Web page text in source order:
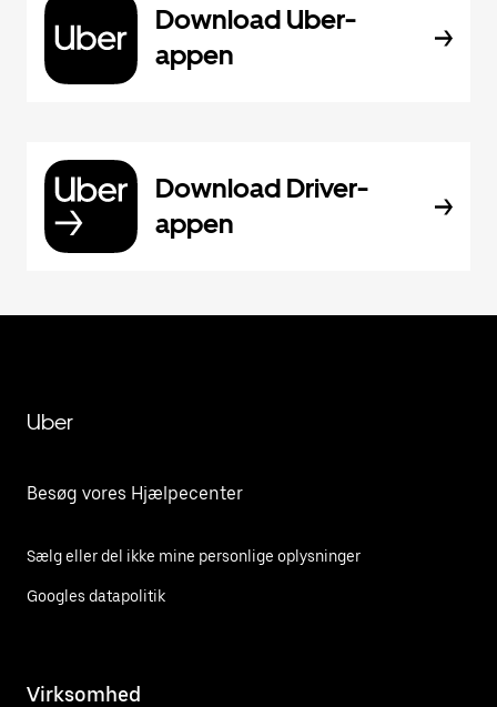
Download Uber-
appen
Download Driver-
appen
Uber
Besøg vores Hjælpecenter
Sælg eller del ikke mine personlige oplysninger
Googles datapolitik
Virksomhed